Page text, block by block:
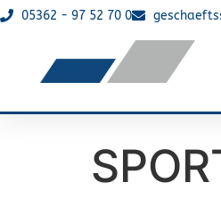
05362 - 97 52 70 0